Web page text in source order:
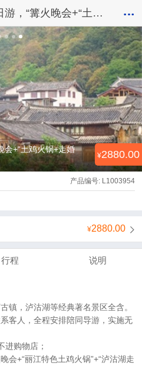
丽江+泸沽湖双飞5日游，“篝火晚会+“土鸡火锅+走婚宴”，成都出发
会+“土鸡火锅+走婚
2880.00
产品编号: L1003954
2880.00
行程 说明
镇，泸沽湖等经典著名景区全含。
客人，全程安排陪同导游，实施无
进购物店；
会+“丽江特色土鸡火锅”+“泸沽湖走